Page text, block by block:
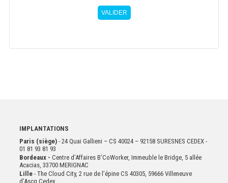
VALIDER
IMPLANTATIONS
Paris (siège) - 24 Quai Gallieni – CS 40024 – 92158 SURESNES CEDEX -
01 81 93 81 93
Bordeaux - Centre d’Affaires B’CoWorker, Immeuble le Bridge, 5 allée
Acacias, 33700 MERIGNAC
Lille- The Cloud City, 2 rue de l’épine CS 40305, 59666 Villeneuve
d’Ascq Cedex